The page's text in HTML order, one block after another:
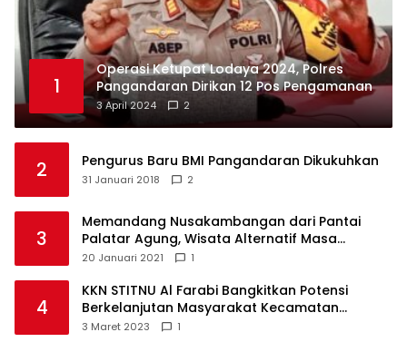
1
Operasi Ketupat Lodaya 2024, Polres
Pangandaran Dirikan 12 Pos Pengamanan
3 April 2024 2
2 Pengurus Baru BMI Pangandaran Dikukuhkan
31 Januari 2018 2
3
Memandang Nusakambangan dari Pantai
Palatar Agung, Wisata Alternatif Masa
Pandemi
20 Januari 2021 1
4
KKN STITNU Al Farabi Bangkitkan Potensi
Berkelanjutan Masyarakat Kecamatan
Langkaplancar
3 Maret 2023 1